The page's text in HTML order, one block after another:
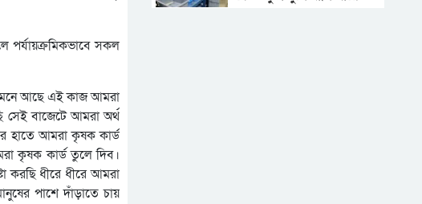
পর্যায়ক্রমিকভাবে সকল
মনে আছে এই কাজ আমরা
বাজেটে আমরা অর্থ
হাতে আমরা কৃষক কার্ড
কৃষক কার্ড তুলে দিব।
করছি ধীরে ধীরে আমরা
পাশে দাঁড়াতে চায়